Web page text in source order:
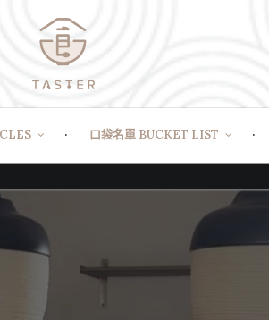
口袋名單 BUCKET LIST